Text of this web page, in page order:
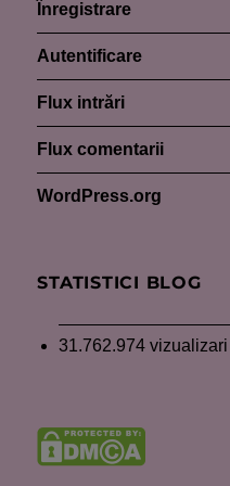
Înregistrare
Autentificare
Flux intrări
Flux comentarii
WordPress.org
STATISTICI BLOG
31.762.974 vizualizari